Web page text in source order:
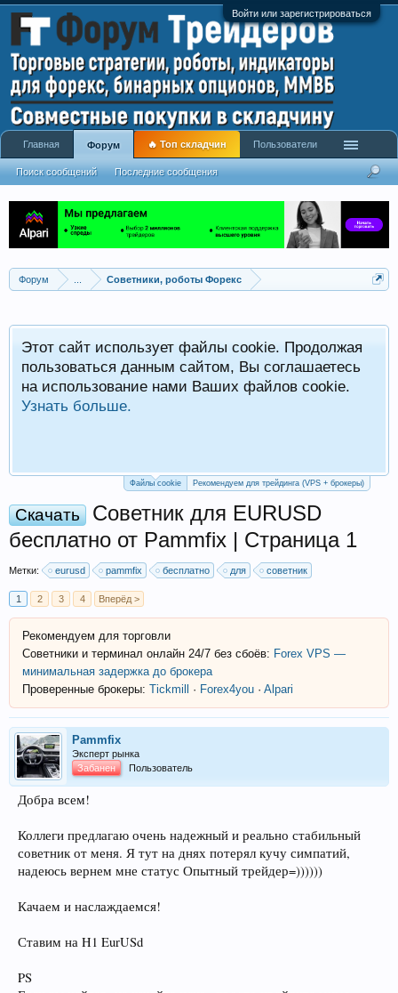
Войти или зарегистрироваться
Форум Советники, роботы Форекс
Этот сайт использует файлы cookie. Продолжая
пользоваться данным сайтом, Вы соглашаетесь
на использование нами Ваших файлов cookie.
Узнать больше.
Файлы cookie Рекомендуем для трейдинга (VPS + брокеры)
Скачать
Советник для EURUSD
бесплатно от Pammfix | Страница 1
Метки: eurusd pammfix бесплатно для советник
1 2 3 4 Вперёд >
Рекомендуем для торговли
Советники и терминал онлайн 24/7 без сбоёв: Forex VPS —
минимальная задержка до брокера
Проверенные брокеры: Tickmill · Forex4you · Alpari
Pammfix
Эксперт рынка
Забанен
Пользователь
Добра всем!
Коллеги предлагаю очень надежный и реально стабильный
советник от меня. Я тут на днях потерял кучу симпатий,
надеюсь вернем мне статус Опытный трейдер=))))))
Качаем и наслаждаемся!
Ставим на H1 EurUSd
PS
Главная Форум
Поиск сообщений Последние сообщения
🔥 Топ складчин Пользователи